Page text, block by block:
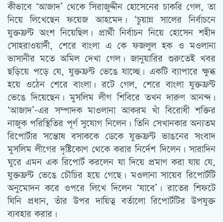
কীভাবে ‘আজাদ’ থেকে সিরাজুদ্দীন হোসেনের চাকরি গেল, তা
নিয়ে লিখেছেন ফয়েজ আহমেদ। ‘চুয়ান্ন সালের নির্বাচনে
যুক্তফ্রন্ট অংশ নিয়েছিল। প্রার্থী নির্বাচন নিয়ে হোসেন শহীদ
সোহরাওয়ার্দী, শেরে বাংলা এ কে ফজলুল হক ও মওলানা
ভাসানীর মতে অমিল দেখা গেল। জানুয়ারির শুরুতেই খবর
ছড়িয়ে পড়ে যে, যুক্তফ্রন্ট ভেঙে যাচ্ছে। একটি ব্যাপারে ক্ষুব্ধ
হয়ে ওঠেন শেরে বাংলা। রটে গেল, শেরে বাংলা যুক্তফ্রন্ট
ভেঙে দিয়েছেন। মুসলিম লীগ শিবিরে তখন দারুণ আনন্দ।
‘আজাদ’-এর সম্পাদক মাওলানা আকরম খাঁ বিরোধী শক্তির
নাজুক পরিস্থিতির পূর্ণ সুযোগ নিলেন। তিনি সেখানকার অন্যতম
রিপোর্টার সন্তোষ বসাককে ডেকে যুক্তফ্রন্ট ভাঙনের সংবাদ
মুসলিম লীগের দৃষ্টিকোণ থেকে করার নির্দেশ দিলেন। সারাদিন
ঘুরে এমন এক রিপোর্ট করলেন যা দিয়ে প্রমাণ করা যায় যে,
যুক্তফ্রন্ট ভেঙে চৌচির হয়ে গেছে। মওলানা সায়েব রিপোর্টটি
অনুমোদন করে ওপরে লিখে দিলেন ‘যাবে’। রাতের শিফটে
যিনি প্রধান, তাঁর উপর দায়িত্ব বর্তালো রিপোর্টটির উপযুক্ত
ব্যবহার করার।